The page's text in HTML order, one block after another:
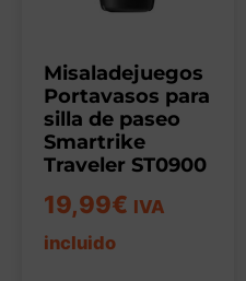
Misaladejuegos
Portavasos para
silla de paseo
Smartrike
Traveler ST0900
19,99€ IVA
incluido